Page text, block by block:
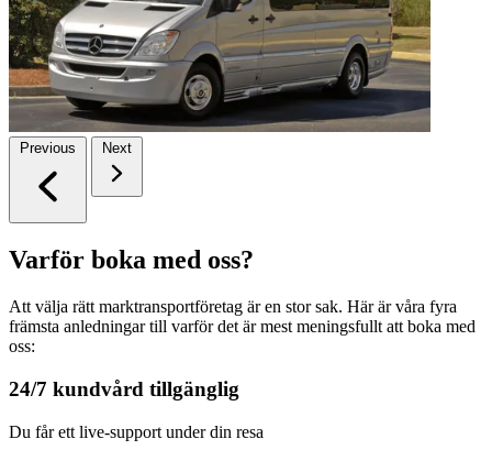
Previous Next
Varför boka med oss?
Att välja rätt marktransportföretag är en stor sak. Här är våra fyra
främsta anledningar till varför det är mest meningsfullt att boka med
oss:
24/7 kundvård tillgänglig
Du får ett live-support under din resa